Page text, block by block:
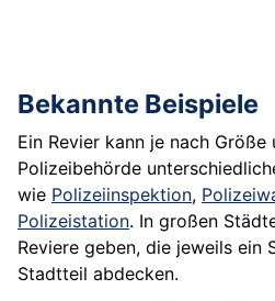
Bekannte Beispiele
Ein Revier kann je nach Größe
Polizeibehörde
wie Polizeiinspektion,
Polizeistation. In großen
Reviere geben, die jeweils ein
Stadtteil abdecken.